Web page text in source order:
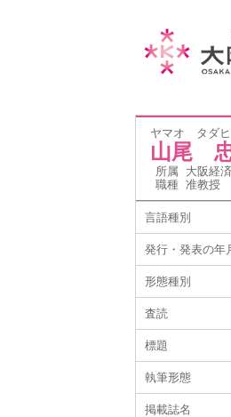
ヤマオ タダヒ
山尾
所属 大阪経
職種 准教授
言語種別
発行・発表の年
形態種別
査読
標題
執筆形態
掲載誌名